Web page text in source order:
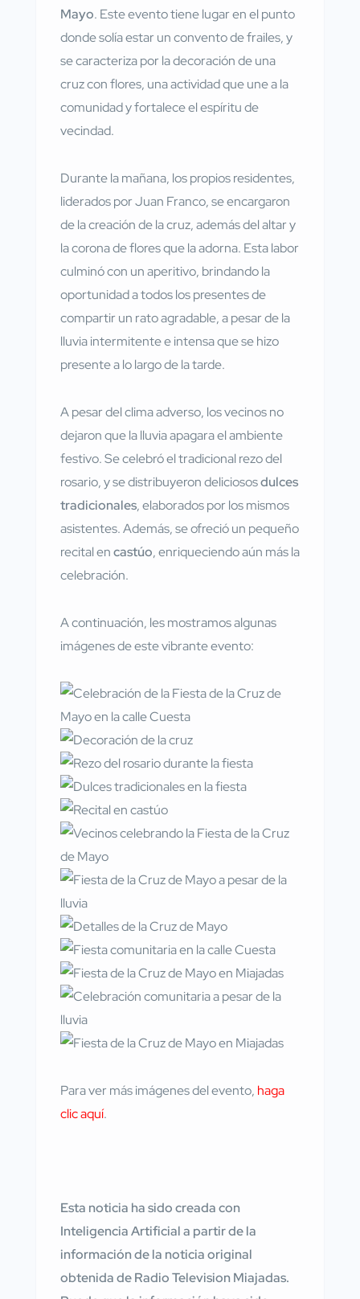
Mayo. Este evento tiene lugar en el punto
donde solía estar un convento de frailes, y
se caracteriza por la decoración de una
cruz con flores, una actividad que une a la
comunidad y fortalece el espíritu de
vecindad.
Durante la mañana, los propios residentes,
liderados por Juan Franco, se encargaron
de la creación de la cruz, además del altar y
la corona de flores que la adorna. Esta labor
culminó con un aperitivo, brindando la
oportunidad a todos los presentes de
compartir un rato agradable, a pesar de la
lluvia intermitente e intensa que se hizo
presente a lo largo de la tarde.
A pesar del clima adverso, los vecinos no
dejaron que la lluvia apagara el ambiente
festivo. Se celebró el tradicional rezo del
rosario, y se distribuyeron deliciososdulces
tradicionales, elaborados por los mismos
asistentes. Además, se ofreció un pequeño
recital encastúo, enriqueciendo aún más la
celebración.
A continuación, les mostramos algunas
imágenes de este vibrante evento:
Para ver más imágenes del evento, haga
clic aquí.
Esta noticia ha sido creada con
Inteligencia Artificial a partir de la
información de la noticia original
obtenida de Radio Television Miajadas.